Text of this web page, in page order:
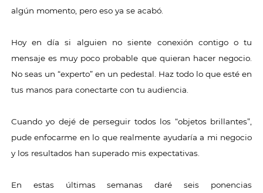
algún momento, pero eso ya se acabó.
Hoy en día si alguien no siente conexión contigo o tu
mensaje es muy poco probable que quieran hacer negocio.
No seas un “experto” en un pedestal. Haz todo lo que esté en
tus manos para conectarte con tu audiencia.
Cuando yo dejé de perseguir todos los “objetos brillantes”,
pude enfocarme en lo que realmente ayudaría a mi negocio
y los resultados han superado mis expectativas.
En estas últimas semanas daré seis ponencias